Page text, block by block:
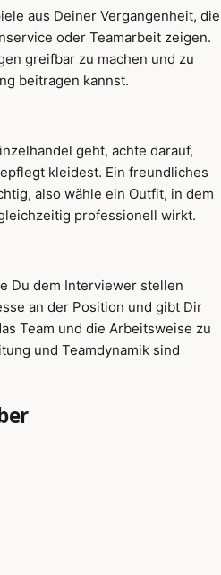
aus Deiner Vergangenheit, die
oder Teamarbeit zeigen.
greifbar zu machen und zu
beitragen kannst.
geht, achte darauf,
kleidest. Ein freundliches
also wähle ein Outfit, in dem
professionell wirkt.
Du dem Interviewer stellen
an der Position und gibt Dir
Team und die Arbeitsweise zu
und Teamdynamik sind